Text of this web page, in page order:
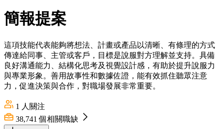
簡報提案
這項技能代表能夠將想法、計畫或產品以清晰、有條理的方式
傳達給同事、主管或客戶，目標是說服對方理解並支持。具備
良好溝通能力、結構化思考及視覺設計感，有助於提升說服力
與專業形象。善用故事性和數據佐證，能有效抓住聽眾注意
力，促進決策與合作，對職場發展非常重要。
1 人關注
38,741 個相關職缺